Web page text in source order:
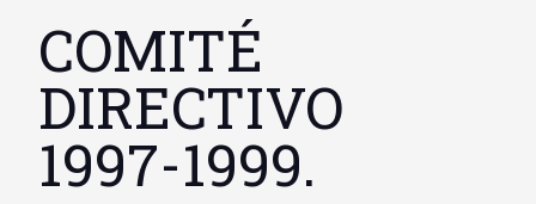
COMITÉ
DIRECTIVO
1997-1999.